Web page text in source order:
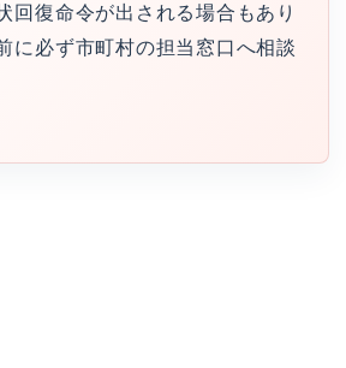
回復命令が出される場合もあり
に必ず市町村の担当窓口へ相談